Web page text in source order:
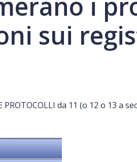
sui
da 11 (o 12 o 13 a